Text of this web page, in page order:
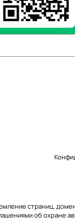
страниц,
об охране